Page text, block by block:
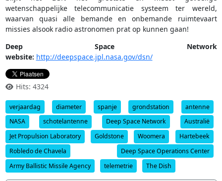
wetenschappelijke telecommunicatie systeem ter wereld,
waarvan quasi alle bemande en onbemande ruimtevaart
missies alsook radio astronomen prat op kunnen gaan!
Deep Space Network
website: http://deepspace.jpl.nasa.gov/dsn/
Hits: 4324
verjaardag diameter spanje grondstation
antenne
NASA
schotelantenne Deep Space Network
Australië
Jet Propulsion Laboratory
Goldstone Woomera
Hartebeek
Robledo de Chavela
Deep Space Operations Center
Army Ballistic Missile Agency
telemetrie The Dish